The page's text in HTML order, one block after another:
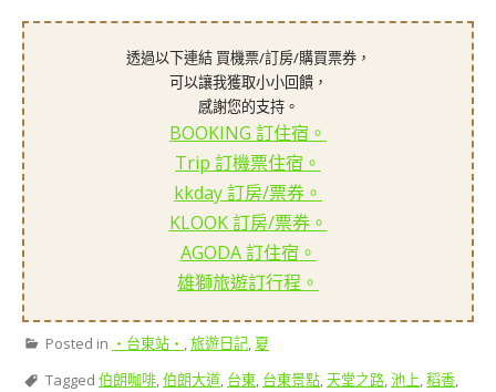
透過以下連結 買機票/訂房/購買票券，
可以讓我獲取小小回饋，
感謝您的支持。
BOOKING 訂住宿。
Trip 訂機票住宿。
kkday 訂房/票券。
KLOOK 訂房/票券。
AGODA 訂住宿。
雄獅旅遊訂行程。
Posted in ‧台東站‧ ,旅遊日記, 夏
Tagged 伯朗咖啡,伯朗大道, 台東, 台東景點,天堂之路,池上,稻香,